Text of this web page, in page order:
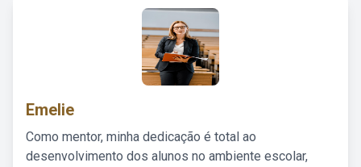
Emelie
Como mentor, minha dedicação é total ao
desenvolvimento dos alunos no ambiente escolar,